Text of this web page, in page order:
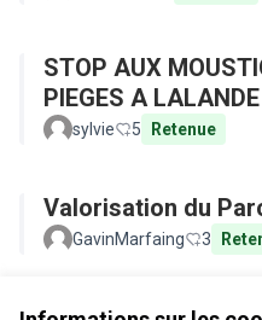
STOP AUX
PIEGES A LALANDE
sylvie 5 Retenue
Valorisation du
GavinMarfaing 3